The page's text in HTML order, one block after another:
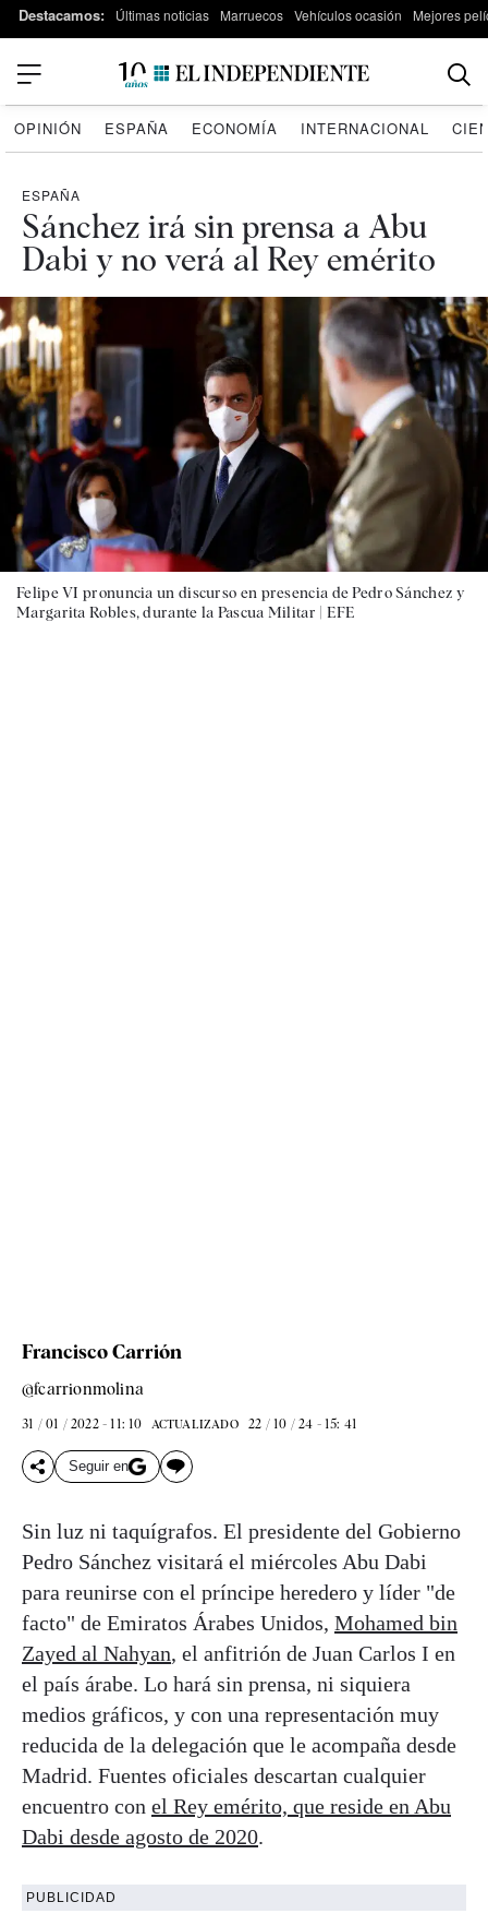
Destacamos: Últimas noticias Marruecos Vehículos ocasión Mejores
OPINIÓN ESPAÑA ECONOMÍA INTERNACIONAL
ESPAÑA
Sánchez irá sin prensa a Abu
Dabi y no verá al Rey emérito
Felipe VI pronuncia un discurso en presencia de Pedro Sánchez y
Margarita Robles, durante la Pascua Militar | EFE
Francisco Carrión
@fcarrionmolina
31 / 01 / 2022 - 11: 10 ACTUALIZADO 22 / 10 / 24 - 15: 41
Seguir en
Sin luz ni taquígrafos. El presidente del Gobierno
Pedro Sánchez visitará el miércoles Abu Dabi
para reunirse con el príncipe heredero y líder "de
facto" de Emiratos Árabes Unidos, Mohamed bin
Zayed al Nahyan, el anfitrión de Juan Carlos I en
el país árabe. Lo hará sin prensa, ni siquiera
medios gráficos, y con una representación muy
reducida de la delegación que le acompaña desde
Madrid. Fuentes oficiales descartan cualquier
encuentro con el Rey emérito, que reside en Abu
Dabi desde agosto de 2020.
PUBLICIDAD